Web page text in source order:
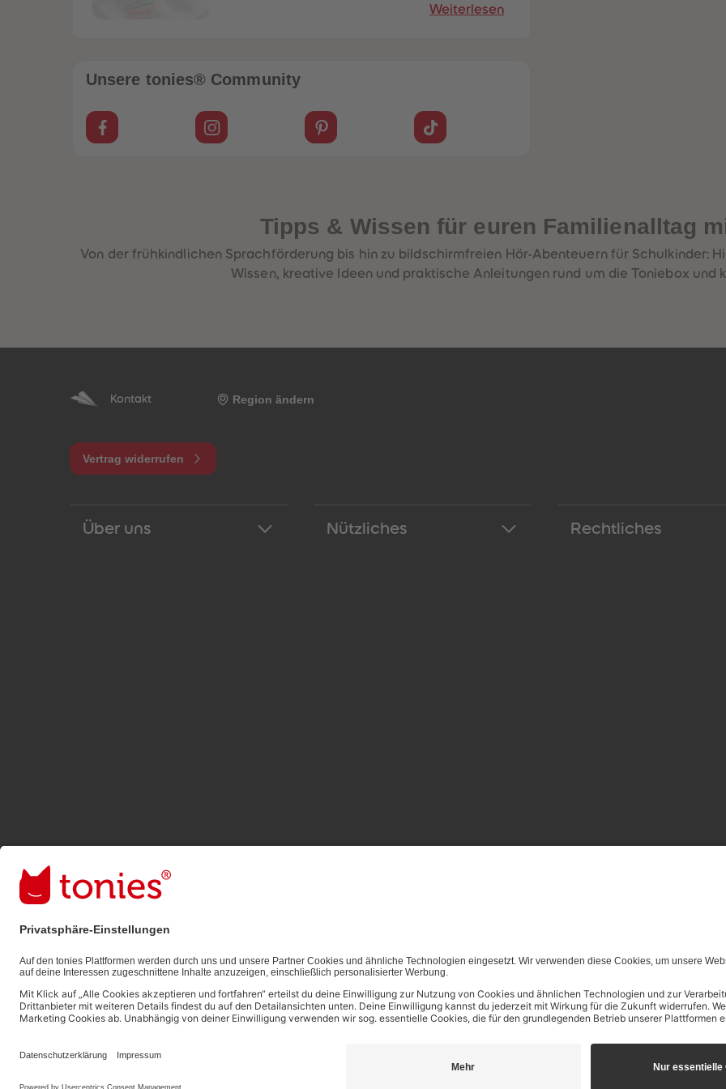
Weiterlesen
Unsere tonies® Community
Tipps & Wissen für euren Familienalltag
Von der frühkindlichen Sprachförderung bis hin zu bildschirmfreien Hör-Abenteuern für Schulkinder:
Wissen, kreative Ideen und praktische Anleitungen rund um die Toniebox und
Kontakt Region ändern
Vertrag widerrufen
Über uns Nützliches Rechtliches
Bezahlmethoden:
Links zu sozialen Netzwerken
© 2026 tonies GmbH
Die Nutzung der Inhalte für Text- und Data-Mining von (generativen) KI Systemen ist in dem in Ziffer 14.4 der